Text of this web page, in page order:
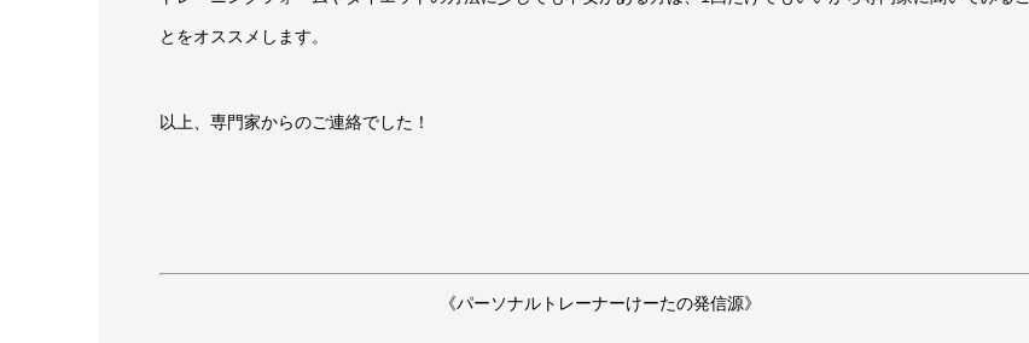
とをオススメします。
以上、専門家からのご連絡でした！
《パーソナルトレーナーけーたの発信源》